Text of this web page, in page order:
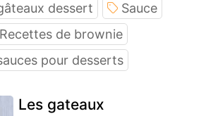
dessert
Sauce
Recettes de brownie
pour desserts
Les gateaux